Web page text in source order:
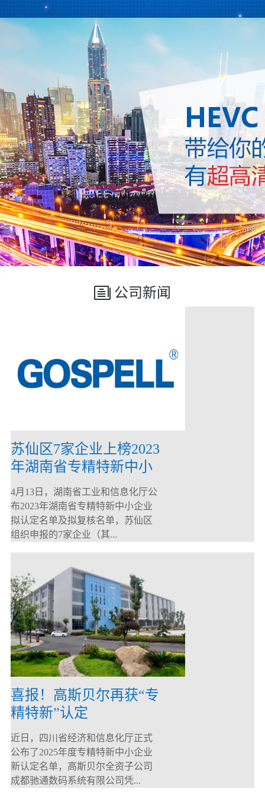
公司新闻
苏仙区7家企业上榜2023
年湖南省专精特新中小
企业
4月13日，湖南省工业和信息化厅公
布2023年湖南省专精特新中小企业
拟认定名单及拟复核名单，苏仙区
组织申报的7家企业（其...
喜报！高斯贝尔再获“专
精特新”认定
近日，四川省经济和信息化厅正式
公布了2025年度专精特新中小企业
新认定名单，高斯贝尔全资子公司
成都驰通数码系统有限公司凭...